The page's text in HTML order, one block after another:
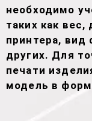
необходимо
таких как
принтера,
других. Для
печати
модель в